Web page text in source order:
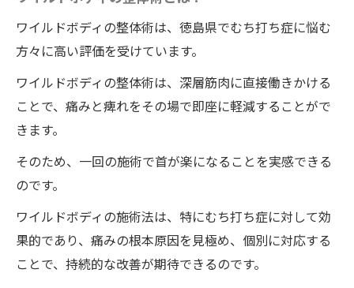
むち打ち症特有の症状とその対策
ワイルドボディの整体が首に与える影響
施術後の首の状態
日常生活で気をつけたいポイント
ワイルドボディの整体術でむち打ち症の辛い症
状を一回で緩和する方法
むち打ち症の一般的な症状
ワイルドボディの整体術の特長とその効果
一回の施術で緩和できる理由
ワイルドボディの整体術は、徳島県でむち打ち症に悩む
方々に高い評価を受けています。
ワイルドボディの整体術は、深層筋肉に直接働きかける
ことで、痛みと痺れをその場で即座に軽減することがで
きます。
そのため、一回の施術で首が楽になることを実感できる
のです。
ワイルドボディの施術法は、特にむち打ち症に対して効
果的であり、痛みの根本原因を見極め、個別に対応する
ことで、持続的な改善が期待できるのです。